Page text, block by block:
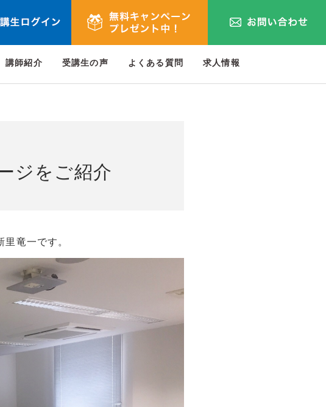
講師紹介 受講生の声 よくある質問 求人情報
ジをご紹介
竜一です。